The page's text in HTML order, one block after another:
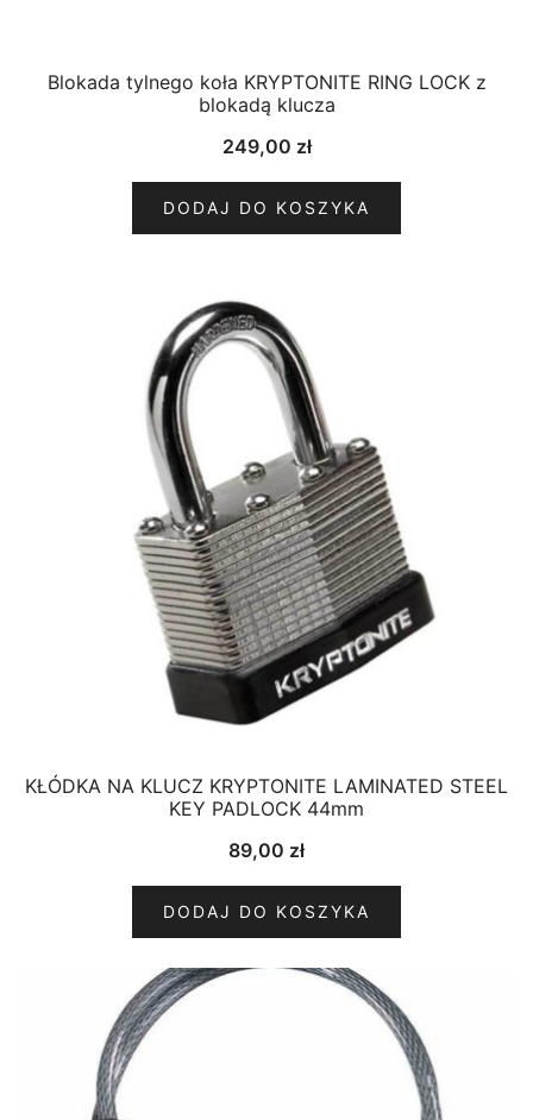
Blokada tylnego koła KRYPTONITE RING LOCK z
blokadą klucza
249,00 zł
DODAJ DO KOSZYKA
KŁÓDKA NA KLUCZ KRYPTONITE LAMINATED STEEL
KEY PADLOCK 44mm
89,00 zł
DODAJ DO KOSZYKA